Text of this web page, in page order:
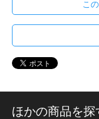
こ
ほかの商品を探